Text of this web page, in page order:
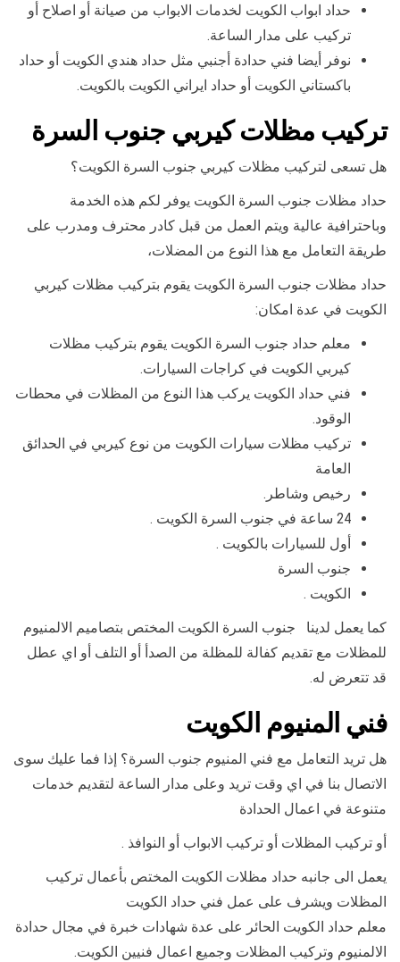
حداد ابواب الكويت لخدمات الابواب من صيانة أو اصلاح أو
تركيب على مدار الساعة.
نوفر أيضا فني حدادة أجنبي مثل حداد هندي الكويت أو حداد
باكستاني الكويت أو حداد ايراني الكويت بالكويت.
تركيب مظلات كيربي جنوب السرة
هل تسعى لتركيب مظلات كيربي جنوب السرة الكويت؟
حداد مظلات جنوب السرة الكويت يوفر لكم هذه الخدمة
وباحترافية عالية ويتم العمل من قبل كادر محترف ومدرب على
طريقة التعامل مع هذا النوع من المضلات،
حداد مظلات جنوب السرة الكويت يقوم بتركيب مظلات كيربي
الكويت في عدة امكان:
معلم حداد جنوب السرة الكويت يقوم بتركيب مظلات
كيربي الكويت في كراجات السيارات.
فني حداد الكويت يركب هذا النوع من المظلات في محطات
الوقود.
تركيب مظلات سيارات الكويت من نوع كيربي في الحدائق
العامة
رخيص وشاطر.
24 ساعة في جنوب السرة الكويت .
أول للسيارات بالكويت .
جنوب السرة
الكويت .
كما يعمل لدينا جنوب السرة الكويت المختص بتصاميم الالمنيوم
للمظلات مع تقديم كفالة للمظلة من الصدأ أو التلف أو اي عطل
قد تتعرض له.
فني المنيوم الكويت
هل تريد التعامل مع فني المنيوم جنوب السرة؟ إذا فما عليك سوى
الاتصال بنا في اي وقت تريد وعلى مدار الساعة لتقديم خدمات
متنوعة في اعمال الحدادة
أو تركيب المظلات أو تركيب الابواب أو النوافذ .
يعمل الى جانبه حداد مظلات الكويت المختص بأعمال تركيب
المظلات ويشرف على عمل فني حداد الكويت
معلم حداد الكويت الحائر على عدة شهادات خبرة في مجال حدادة
الالمنيوم وتركيب المظلات وجميع اعمال فنيين الكويت.